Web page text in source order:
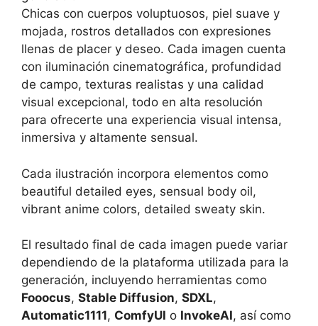
Chicas con cuerpos voluptuosos, piel suave y
mojada, rostros detallados con expresiones
llenas de placer y deseo. Cada imagen cuenta
con iluminación cinematográfica, profundidad
de campo, texturas realistas y una calidad
visual excepcional, todo en alta resolución
para ofrecerte una experiencia visual intensa,
inmersiva y altamente sensual.
Cada ilustración incorpora elementos como
beautiful detailed eyes, sensual body oil,
vibrant anime colors, detailed sweaty skin.
El resultado final de cada imagen puede variar
dependiendo de la plataforma utilizada para la
generación, incluyendo herramientas como
Fooocus, Stable Diffusion, SDXL,
Automatic1111, ComfyUI o InvokeAI, así como